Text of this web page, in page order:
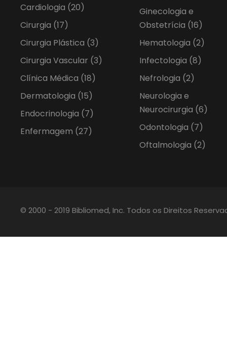
Cardiologia (20)
Cirurgia (17)
Cirurgia Plástica (3)
Cirurgia Vascular (3)
Clínica Médica (18)
Dermatologia (15)
Endocrinologia (7)
Enfermagem (27)
Ginecologia e
Obstetrícia (16)
Hematologia (2)
Infectologia (8)
Nefrologia (2)
Neurologia e
Neurocirurgia (6)
Odontologia (7)
Oftalmologia (2)
© 2000 - 2019 Bibliomed, Inc. Todos os Direitos